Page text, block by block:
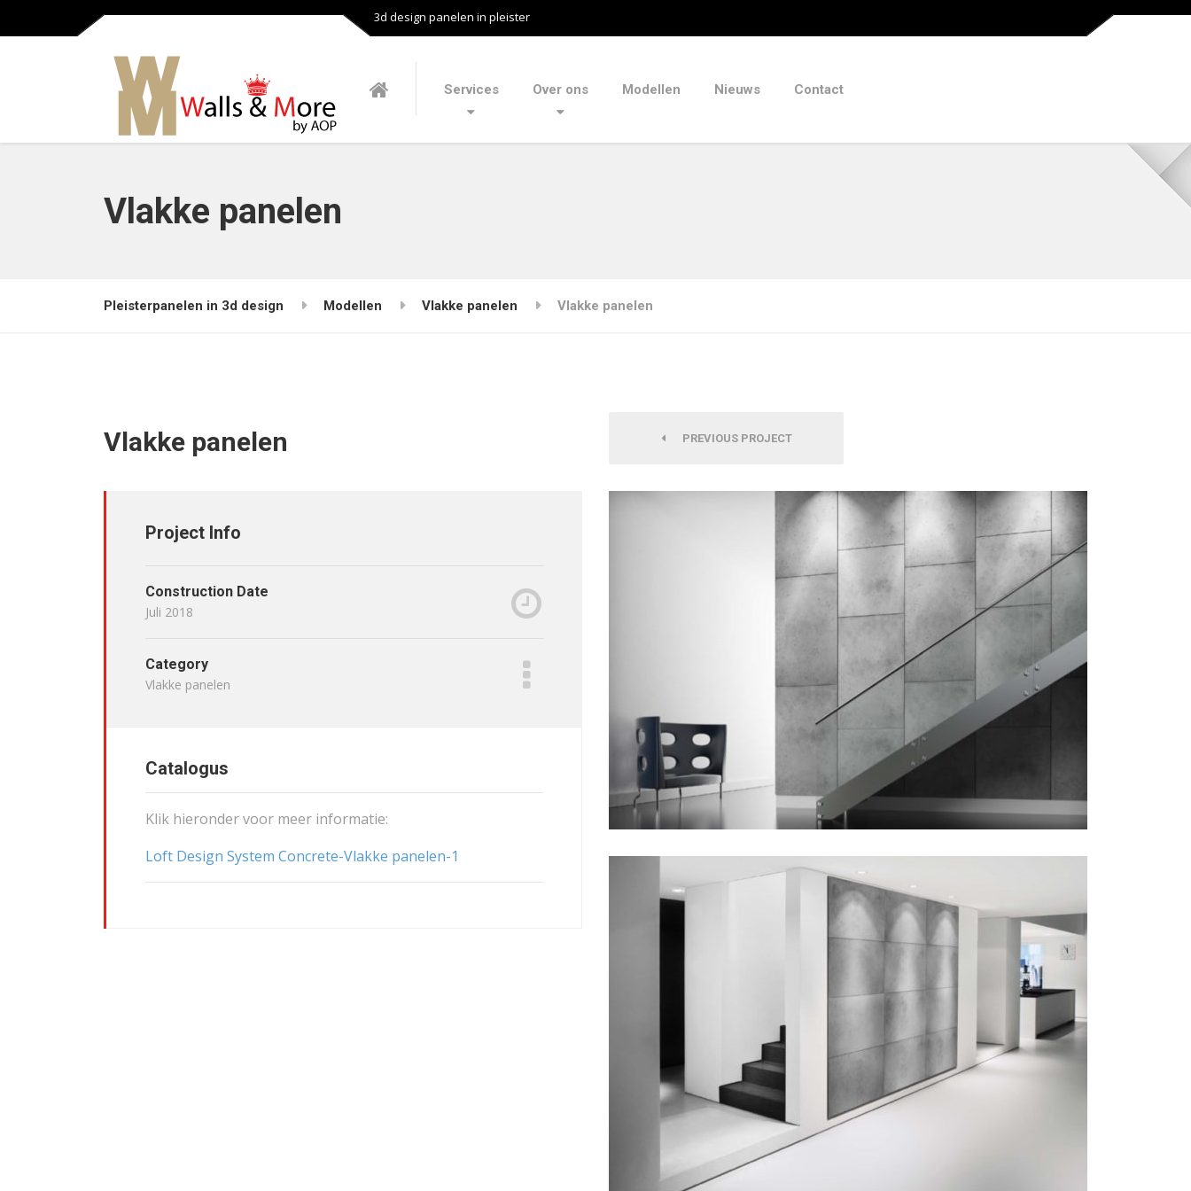
3d design panelen in pleister
Services Over ons Modellen Nieuws Contact
Vlakke panelen
Pleisterpanelen in 3d design Modellen Vlakke panelen Vlakke panelen
Vlakke panelen
Project Info
Construction Date
Juli 2018
Category
Vlakke panelen
Catalogus
Klik hieronder voor meer informatie:
Loft Design System Concrete-Vlakke panelen-1
PREVIOUS PROJECT